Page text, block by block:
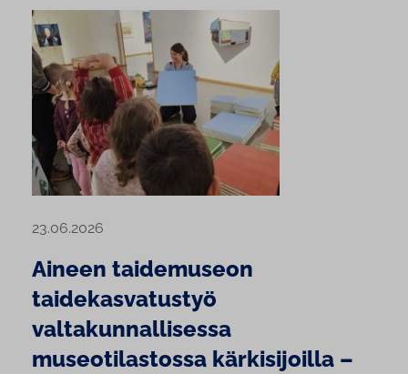
23.06.2026
Aineen taidemuseon
taidekasvatustyö
valtakunnallisessa
museotilastossa kärkisijoilla –